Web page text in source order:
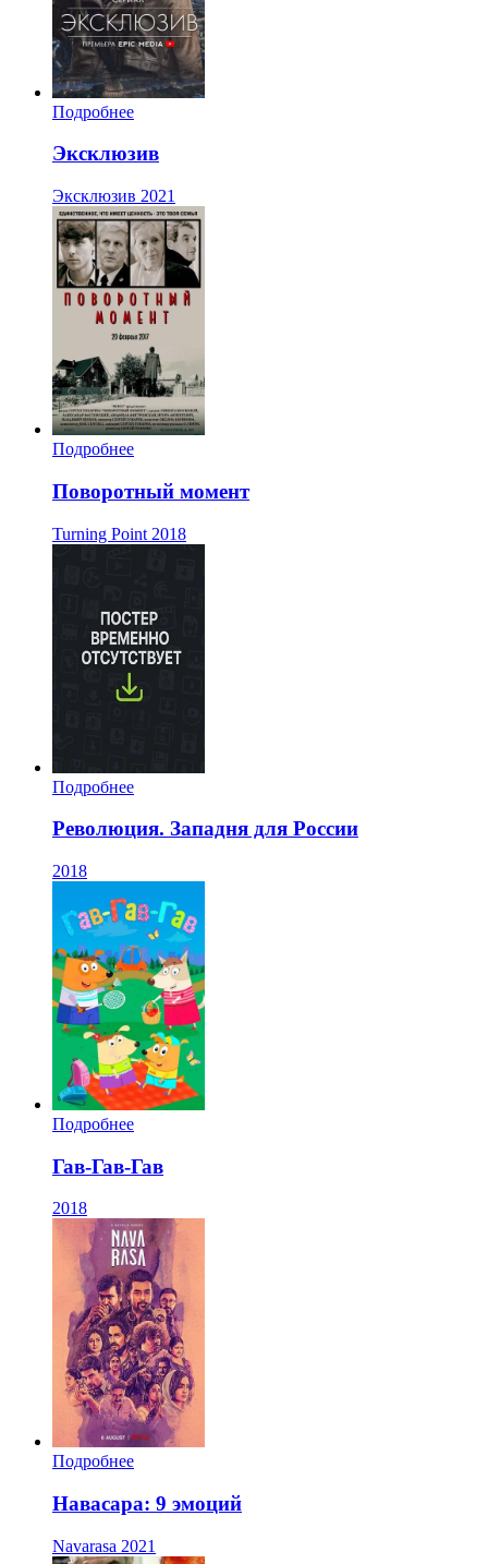
Подробнее
Эксклюзив
Эксклюзив 2021
Подробнее
Поворотный момент
Turning Point 2018
Подробнее
Революция. Западня для России
2018
Подробнее
Гав-Гав-Гав
2018
Подробнее
Навасара: 9 эмоций
Navarasa 2021